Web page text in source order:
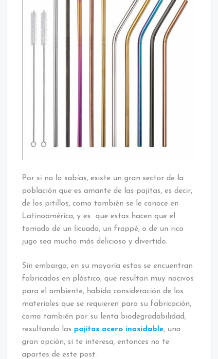
Por si no lo sabías, existe un gran sector de la
población que es amante de las pajitas, es decir,
de los pitillos, como también se le conoce en
Latinoamérica, y es que estas hacen que el
tomado de un licuado, un frappé, o de un rico
jugo sea mucho más delicioso y divertido.
Sin embargo, en su mayoría estos se encuentran
fabricados en plástico, que resultan muy nocivos
para el ambiente, habida consideración de los
materiales que se requieren para su fabricación,
como también por su lenta biodegradabilidad,
resultando las pajitas acero inoxidable, una
gran opción, si te interesa, entonces no te
apartes de este post.